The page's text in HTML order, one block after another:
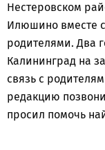
Нестеровском
Илюшино вместе
родителями. Два
Калининград на
связь с
редакцию
просил помочь